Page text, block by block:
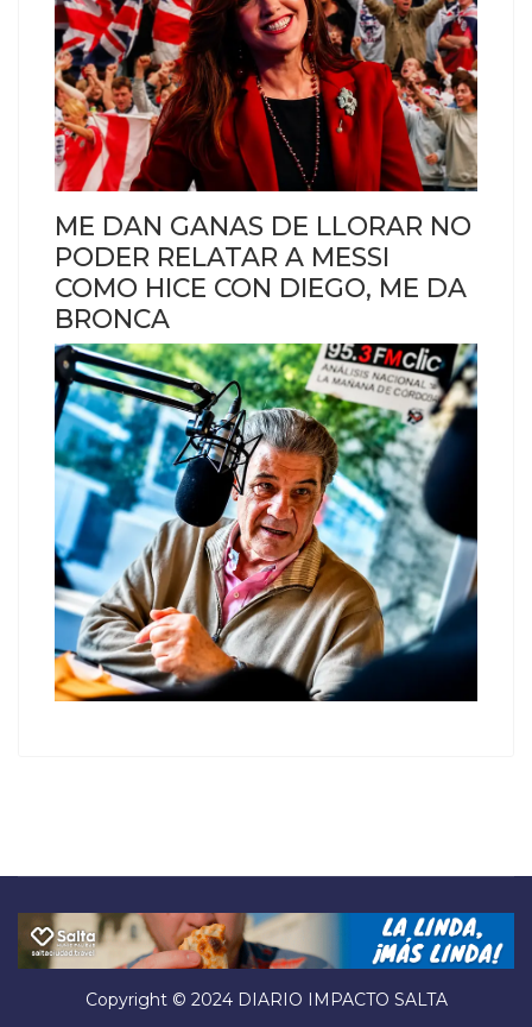
ME DAN GANAS DE LLORAR NO
PODER RELATAR A MESSI
COMO HICE CON DIEGO, ME DA
BRONCA
Copyright © 2024 DIARIO IMPACTO SALTA